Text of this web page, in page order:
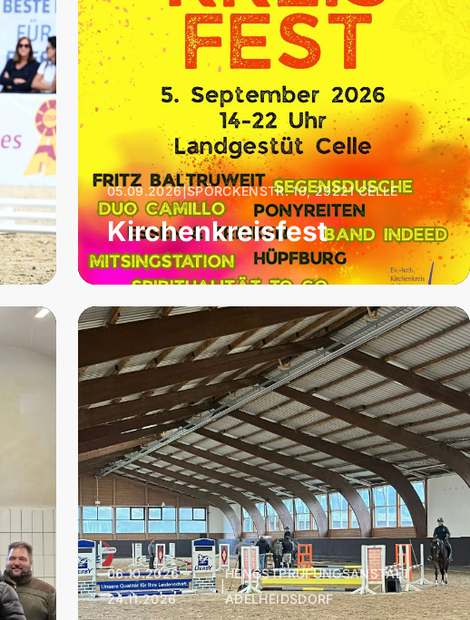
05.09.2026|SPÖRCKENSTR. 10, 29221 CELLE
Kirchenkreisfest
06.10.2026 –
24.11.2026
|
HENGSTPRÜFUNGSANSTALT
ADELHEIDSDORF